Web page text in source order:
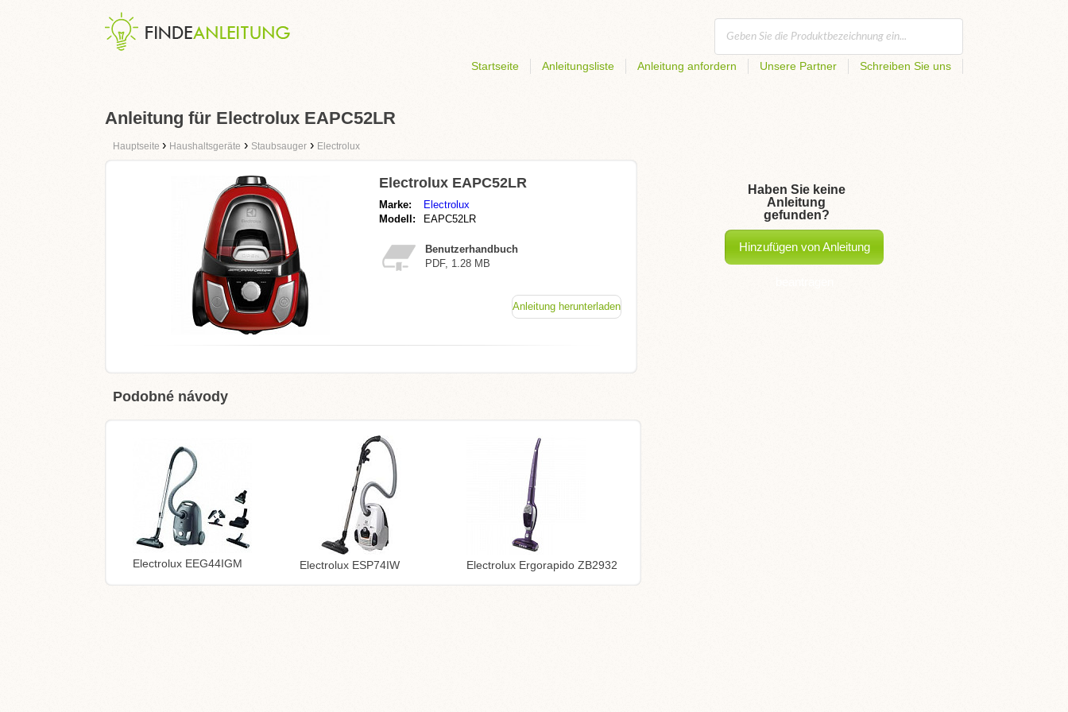
Startseite Anleitungsliste Anleitung anfordern Unsere Partner Schreiben Sie uns
Anleitung für Electrolux EAPC52LR
Hauptseite › Haushaltsgeräte › Staubsauger › Electrolux
Electrolux EAPC52LR
Marke:
Electrolux
Modell:
EAPC52LR
Benutzerhandbuch
PDF, 1.28 MB
Anleitung herunterladen
Podobné návody
Electrolux EEG44IGM Electrolux ESP74IW Electrolux Ergorapido ZB2932
Haben Sie keine
Anleitung
gefunden?
Hinzufügen von Anleitung